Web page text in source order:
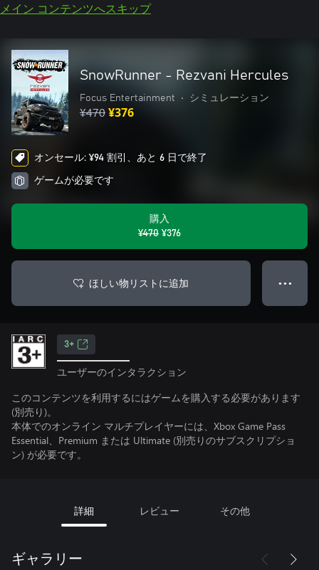
メイン コンテンツへスキップ
SnowRunner - Rezvani Hercules
Focus Entertainment • シミュレーション
¥470¥376
オンセール: ¥94 割引、あと 6 日で終了
ゲームが必要です
購入
¥470 ¥376
ほしい物リストに追加 ● ● ●
3+
ユーザーのインタラクション
このコンテンツを利用するにはゲームを購入する必要があります
(別売り)。
本体でのオンライン マルチプレイヤーには、Xbox Game Pass
Essential、Premium または Ultimate (別売りのサブスクリプショ
ン) が必要です。
詳細 レビュー その他
ギャラリー